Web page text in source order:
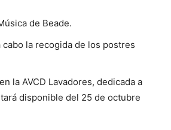
de Beade.
la recogida de los postres
la AVCD Lavadores, dedicada a
disponible del 25 de octubre